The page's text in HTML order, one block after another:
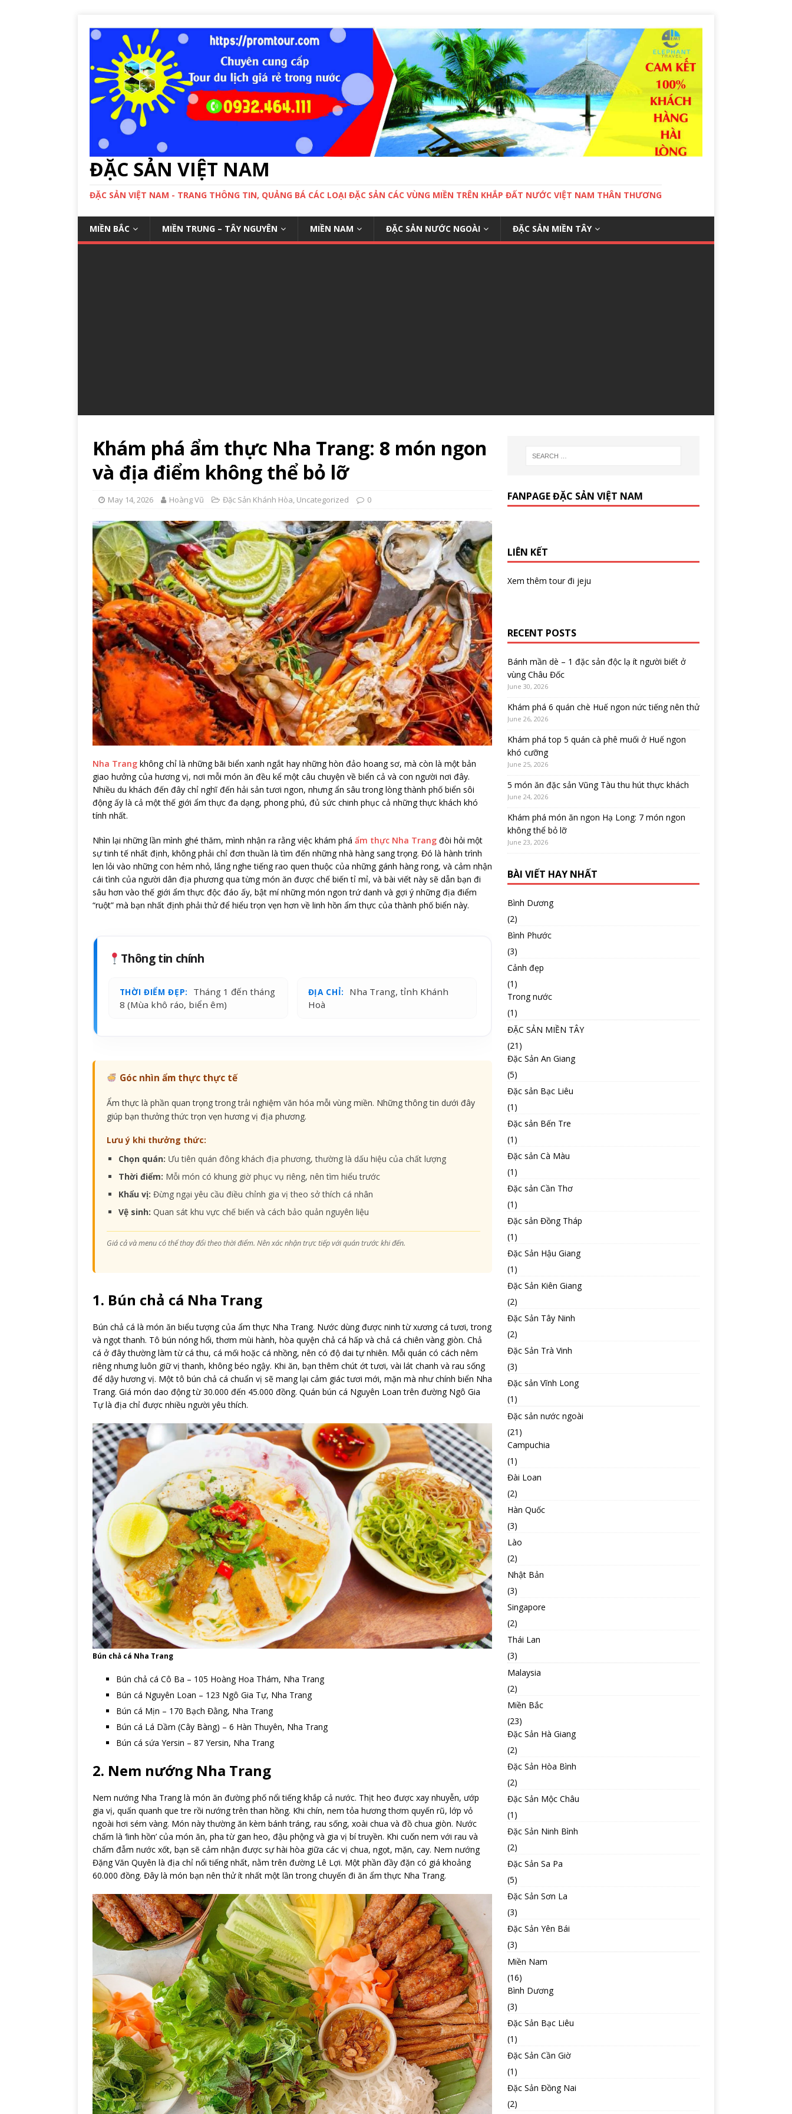
ĐẶC SẢN VIỆT NAM
ĐẶC SẢN VIỆT NAM - TRANG THÔNG TIN, QUẢNG BÁ CÁC LOẠI ĐẶC SẢN CÁC VÙNG MIỀN TRÊN KHẮP ĐẤT NƯỚC VIỆT NAM THÂN THƯƠNG
MIỀN BẮC MIỀN TRUNG – TÂY NGUYÊN MIỀN NAM ĐẶC SẢN NƯỚC NGOÀI ĐẶC SẢN MIỀN TÂY
Khám phá ẩm thực Nha Trang: 8 món ngon
và địa điểm không thể bỏ lỡ
May 14, 2026 Hoàng Vũ Đặc Sản Khánh Hòa, Uncategorized 0
Nha Trang không chỉ là những bãi biển xanh ngắt hay những hòn đảo hoang sơ, mà còn là một bản
giao hưởng của hương vị, nơi mỗi món ăn đều kể một câu chuyện về biển cả và con người nơi đây.
Nhiều du khách đến đây chỉ nghĩ đến hải sản tươi ngon, nhưng ẩn sâu trong lòng thành phố biển sôi
động ấy là cả một thế giới ẩm thực đa dạng, phong phú, đủ sức chinh phục cả những thực khách khó
tính nhất.
Nhìn lại những lần mình ghé thăm, mình nhận ra rằng việc khám phá ẩm thực Nha Trang đòi hỏi một
sự tinh tế nhất định, không phải chỉ đơn thuần là tìm đến những nhà hàng sang trọng. Đó là hành trình
len lỏi vào những con hẻm nhỏ, lắng nghe tiếng rao quen thuộc của những gánh hàng rong, và cảm nhận
cái tình của người dân địa phương qua từng món ăn được chế biến tỉ mỉ, và bài viết này sẽ dẫn bạn đi
sâu hơn vào thế giới ẩm thực độc đáo ấy, bật mí những món ngon trứ danh và gợi ý những địa điểm
“ruột” mà bạn nhất định phải thử để hiểu trọn vẹn hơn về linh hồn ẩm thực của thành phố biển này.
Thông tin chính
THỜI ĐIỂM ĐẸP:
Tháng 1 đến tháng
8 (Mùa khô ráo, biển êm)
ĐỊA CHỈ:
Nha Trang, tỉnh Khánh
Hoà
Góc nhìn ẩm thực thực tế
Ẩm thực là phần quan trọng trong trải nghiệm văn hóa mỗi vùng miền. Những thông tin dưới đây
giúp bạn thưởng thức trọn vẹn hương vị địa phương.
Lưu ý khi thưởng thức:
Chọn quán: Ưu tiên quán đông khách địa phương, thường là dấu hiệu của chất lượng
Thời điểm: Mỗi món có khung giờ phục vụ riêng, nên tìm hiểu trước
Khẩu vị: Đừng ngại yêu cầu điều chỉnh gia vị theo sở thích cá nhân
Vệ sinh: Quan sát khu vực chế biến và cách bảo quản nguyên liệu
Giá cả và menu có thể thay đổi theo thời điểm. Nên xác nhận trực tiếp với quán trước khi đến.
1. Bún chả cá Nha Trang
Bún chả cá là món ăn biểu tượng của ẩm thực Nha Trang. Nước dùng được ninh từ xương cá tươi, trong
và ngọt thanh. Tô bún nóng hổi, thơm mùi hành, hòa quyện chả cá hấp và chả cá chiên vàng giòn. Chả
cá ở đây thường làm từ cá thu, cá mối hoặc cá nhồng, nên có độ dai tự nhiên. Mỗi quán có cách nêm
riêng nhưng luôn giữ vị thanh, không béo ngậy. Khi ăn, bạn thêm chút ớt tươi, vài lát chanh và rau sống
để dậy hương vị. Một tô bún chả cá chuẩn vị sẽ mang lại cảm giác tươi mới, mặn mà như chính biển Nha
Trang. Giá món dao động từ 30.000 đến 45.000 đồng. Quán bún cá Nguyên Loan trên đường Ngô Gia
Tự là địa chỉ được nhiều người yêu thích.
Bún chả cá Nha Trang
Bún chả cá Cô Ba – 105 Hoàng Hoa Thám, Nha Trang
Bún cá Nguyên Loan – 123 Ngô Gia Tự, Nha Trang
Bún cá Mịn – 170 Bạch Đằng, Nha Trang
Bún cá Lá Dầm (Cây Bàng) – 6 Hàn Thuyên, Nha Trang
Bún cá sứa Yersin – 87 Yersin, Nha Trang
2. Nem nướng Nha Trang
Nem nướng Nha Trang là món ăn đường phố nổi tiếng khắp cả nước. Thịt heo được xay nhuyễn, ướp
gia vị, quấn quanh que tre rồi nướng trên than hồng. Khi chín, nem tỏa hương thơm quyến rũ, lớp vỏ
ngoài hơi sém vàng. Món này thường ăn kèm bánh tráng, rau sống, xoài chua và đồ chua giòn. Nước
chấm là ‘linh hồn’ của món ăn, pha từ gan heo, đậu phộng và gia vị bí truyền. Khi cuốn nem với rau và
chấm đẫm nước xốt, bạn sẽ cảm nhận được sự hài hòa giữa các vị chua, ngọt, mặn, cay. Nem nướng
Đặng Văn Quyên là địa chỉ nổi tiếng nhất, nằm trên đường Lê Lợi. Một phần đầy đặn có giá khoảng
60.000 đồng. Đây là món bạn nên thử ít nhất một lần trong chuyến đi ăn ẩm thực Nha Trang.
FANPAGE ĐẶC SẢN VIỆT NAM
LIÊN KẾT
Xem thêmtour đi jeju
RECENT POSTS
Bánh mần dè – 1 đặc sản độc lạ ít người biết ở
vùng Châu Đốc
June 30, 2026
Khám phá 6 quán chè Huế ngon nức tiếng nên thử
June 26, 2026
Khám phá top 5 quán cà phê muối ở Huế ngon
khó cưỡng
June 25, 2026
5 món ăn đặc sản Vũng Tàu thu hút thực khách
June 24, 2026
Khám phá món ăn ngon Hạ Long: 7 món ngon
không thể bỏ lỡ
June 23, 2026
BÀI VIẾT HAY NHẤT
Bình Dương
(2)
Bình Phước
(3)
Cảnh đẹp
(1)
Trong nước
(1)
ĐẶC SẢN MIỀN TÂY
(21)
Đặc Sản An Giang
(5)
Đặc sản Bạc Liêu
(1)
Đặc sản Bến Tre
(1)
Đặc sản Cà Màu
(1)
Đặc sản Cần Thơ
(1)
Đặc sản Đồng Tháp
(1)
Đặc Sản Hậu Giang
(1)
Đặc Sản Kiên Giang
(2)
Đặc Sản Tây Ninh
(2)
Đặc Sản Trà Vinh
(3)
Đặc sản Vĩnh Long
(1)
Đặc sản nước ngoài
(21)
Campuchia
(1)
Đài Loan
(2)
Hàn Quốc
(3)
Lào
(2)
Nhật Bản
(3)
Singapore
(2)
Thái Lan
(3)
Malaysia
(2)
Miền Bắc
(23)
Đặc Sản Hà Giang
(2)
Đặc Sản Hòa Bình
(2)
Đặc Sản Mộc Châu
(1)
Đặc Sản Ninh Bình
(2)
Đặc Sản Sa Pa
(5)
Đặc Sản Sơn La
(3)
Đặc Sản Yên Bái
(3)
Miền Nam
(16)
Bình Dương
(3)
Đặc Sản Bạc Liêu
(1)
Đặc Sản Cần Giờ
(1)
Đặc Sản Đồng Nai
(2)